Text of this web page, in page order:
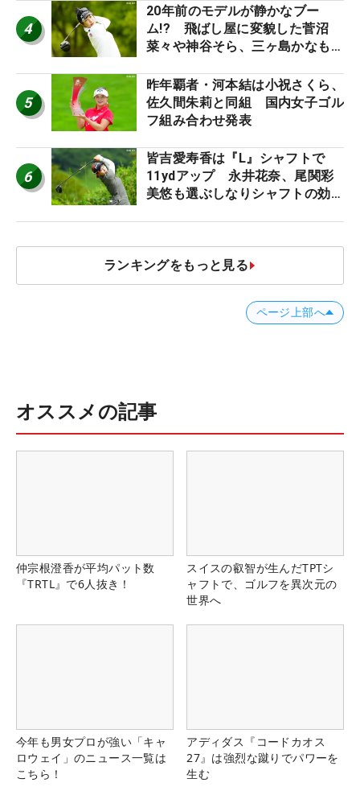
4
20年前のモデルが静かなブー
ム!? 飛ばし屋に変貌した菅沼
菜々や神谷そら、三ヶ島かなも使
ロたちの“飛ばしギア”】
5
昨年覇者・河本結は小祝さくら、
佐久間朱莉と同組 国内女子ゴル
フ組み合わせ発表
6
皆吉愛寿香は『L』シャフトで
11ydアップ 永井花奈、尾関彩
美悠も選ぶしなりシャフトの効果
ランキングをもっと見る
ページ上部へ
オススメの記事
仲宗根澄香が平均パット数
『TRTL』で6人抜き！
スイスの叡智が生んだTPTシ
ャフトで、ゴルフを異次元の
世界へ
今年も男女プロが強い「キャ
ロウェイ」のニュース一覧は
こちら！
アディダス『コードカオス
27』は強烈な蹴りでパワーを
生む